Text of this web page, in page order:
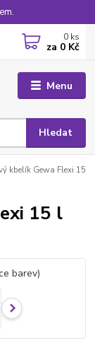
Menu
Hledat
0 ks
za 0 Kč
kbelík Gewa Flexi 15
15 l